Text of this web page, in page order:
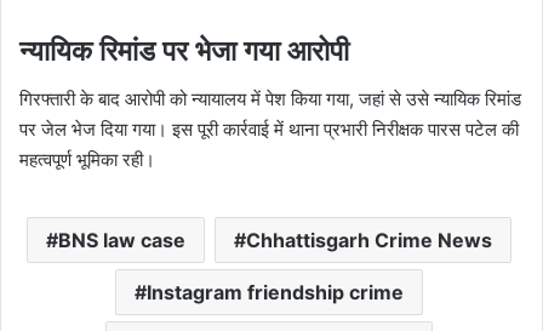
न्यायिक रिमांड पर भेजा गया आरोपी
गिरफ्तारी के बाद आरोपी को न्यायालय में पेश किया गया, जहां से उसे न्यायिक रिमांड
पर जेल भेज दिया गया। इस पूरी कार्रवाई में थाना प्रभारी निरीक्षक पारस पटेल की
महत्वपूर्ण भूमिका रही।
BNS law case Chhattisgarh Crime News
Instagram friendship crime